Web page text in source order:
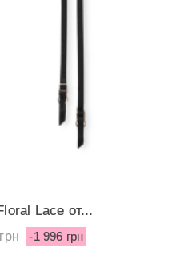
Lace от...
-1 996 грн